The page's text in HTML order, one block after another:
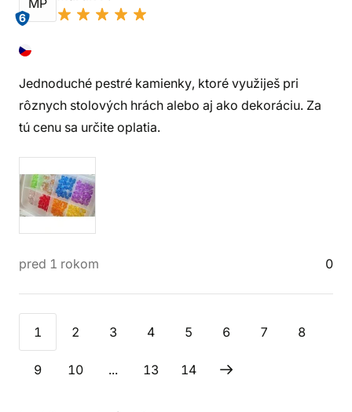
MP
6
Jednoduché pestré kamienky, ktoré využiješ pri
rôznych stolových hrách alebo aj ako dekoráciu. Za
tú cenu sa určite oplatia.
pred 1 rokom 0
1 2 3 4 5 6 7 8
9 10 ... 13 14